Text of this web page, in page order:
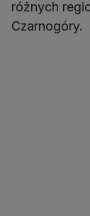
różnych
Czarnogóry.